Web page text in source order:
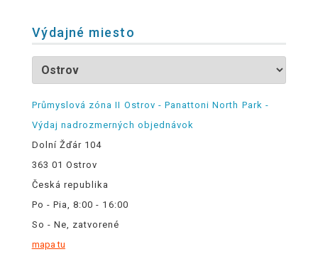
Výdajné miesto
Průmyslová zóna II Ostrov - Panattoni North Park -
Výdaj nadrozmerných objednávok
Dolní Žďár 104
363 01 Ostrov
Česká republika
Po - Pia, 8:00 - 16:00
So - Ne, zatvorené
mapa tu